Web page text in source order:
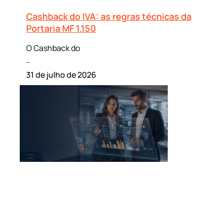
Cashback do IVA: as regras técnicas da
Portaria MF 1.150
O Cashback do
31 de julho de 2026